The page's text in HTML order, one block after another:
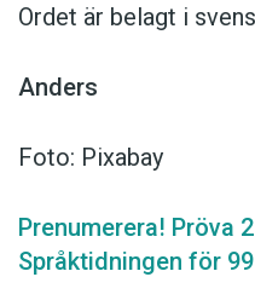
Ordet är belagt i
Anders
Foto: Pixabay
Prenumerera! Pröva
Språktidningen för